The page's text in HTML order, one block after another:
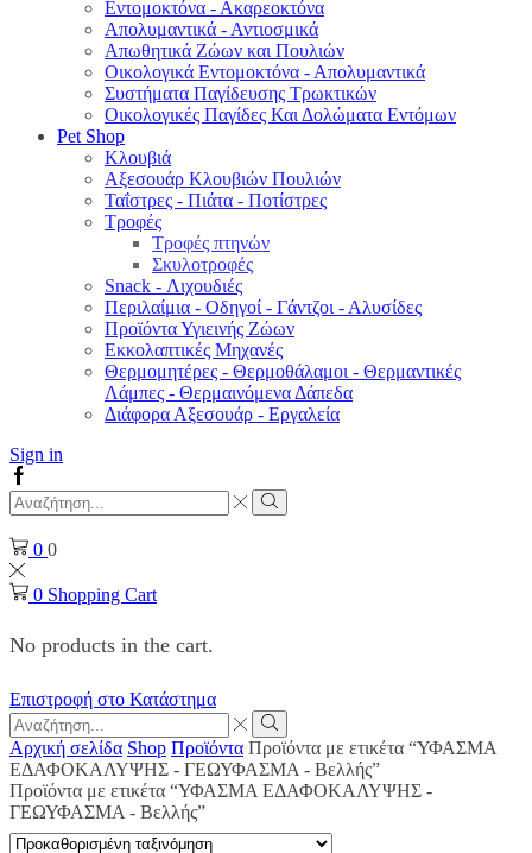
Εντομοκτόνα - Ακαρεοκτόνα
Απολυμαντικά - Αντιοσμικά
Απωθητικά Ζώων και Πουλιών
Οικολογικά Εντομοκτόνα - Απολυμαντικά
Συστήματα Παγίδευσης Τρωκτικών
Οικολογικές Παγίδες Και Δολώματα Εντόμων
Pet Shop
Κλουβιά
Αξεσουάρ Κλουβιών Πουλιών
Ταΐστρες - Πιάτα - Ποτίστρες
Τροφές
Τροφές πτηνών
Σκυλοτροφές
Snack - Λιχουδιές
Περιλαίμια - Οδηγοί - Γάντζοι - Αλυσίδες
Προϊόντα Υγιεινής Ζώων
Εκκολαπτικές Μηχανές
Θερμομητέρες - Θερμοθάλαμοι - Θερμαντικές
Λάμπες - Θερμαινόμενα Δάπεδα
Διάφορα Αξεσουάρ - Εργαλεία
Sign in
Facebook
Search
input
Search
0 0
0 Shopping Cart
No products in the cart.
Επιστροφή στο Κατάστημα
Search
input
Search
Αρχική σελίδα Shop Προϊόντα Προϊόντα με ετικέτα “ΥΦΑΣΜΑ
ΕΔΑΦΟΚΑΛΥΨΗΣ - ΓΕΩΥΦΑΣΜΑ - Βελλής”
Προϊόντα με ετικέτα “ΥΦΑΣΜΑ ΕΔΑΦΟΚΑΛΥΨΗΣ -
ΓΕΩΥΦΑΣΜΑ - Βελλής”